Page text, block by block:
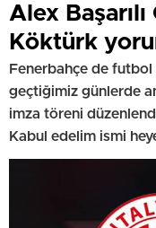
Alex
Köktürk
Fenerbahçe de futbol
geçtiğimiz günlerde
imza töreni
Kabul edelim ismi